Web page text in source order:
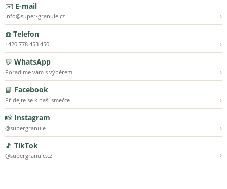
✉️ E-mail
info@super-granule.cz
›
☎️ Telefon
+420 778 453 450
›
💬 WhatsApp
Poradíme vám s výběrem
›
📘 Facebook
Přidejte se k naší smečce
›
📸 Instagram
@supergranule
›
🎵 TikTok
@supergranule.cz ›